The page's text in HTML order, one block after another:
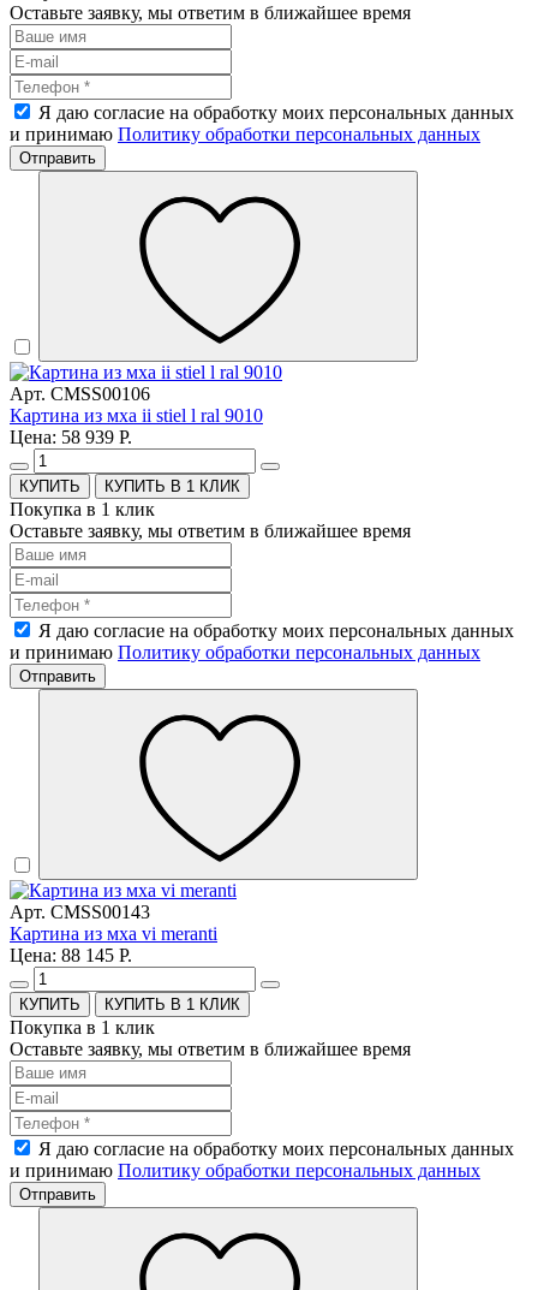
Оставьте заявку, мы ответим в ближайшее время
Я даю согласие на обработку моих персональных данных
и принимаю Политику обработки персональных данных
Отправить
Арт. CMSS00106
Картина из мха ii stiel l ral 9010
Цена: 58 939 Р.
КУПИТЬ В 1 КЛИК
Покупка в 1 клик
Оставьте заявку, мы ответим в ближайшее время
Я даю согласие на обработку моих персональных данных
и принимаю Политику обработки персональных данных
Отправить
Арт. CMSS00143
Картина из мха vi meranti
Цена: 88 145 Р.
КУПИТЬ В 1 КЛИК
Покупка в 1 клик
Оставьте заявку, мы ответим в ближайшее время
Я даю согласие на обработку моих персональных данных
и принимаю Политику обработки персональных данных
Отправить